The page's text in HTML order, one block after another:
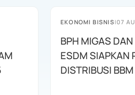
EKONOMI BISNIS|07
BPH MIGAS
ESDM SIAPKAN
DISTRIBUSI